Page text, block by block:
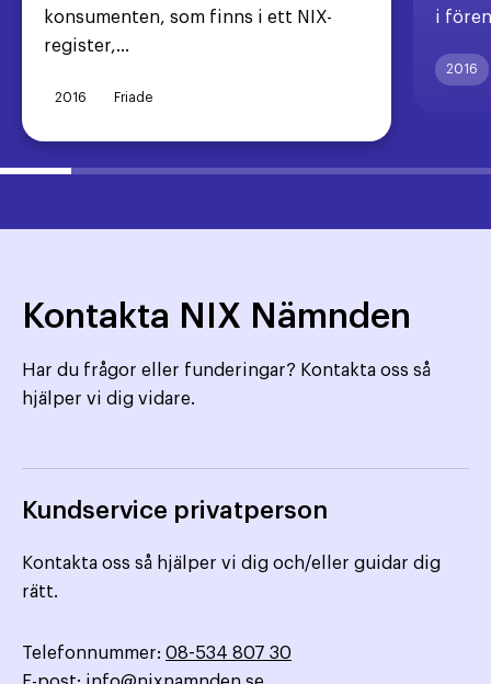
konsumenten, som finns i ett NIX-
register,...
2016 Friade
i
2016
Kontakta NIX Nämnden
Har du frågor eller funderingar? Kontakta oss så
hjälper vi dig vidare.
Kundservice privatperson
Kontakta oss så hjälper vi dig och/eller guidar dig
rätt.
Telefonnummer: 08-534 807 30